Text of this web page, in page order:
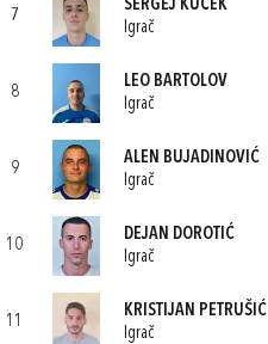
7
SERGEJ KUČEK
Igrač
8
LEO BARTOLOV
Igrač
9
ALEN BUJADINOVIĆ
Igrač
10
DEJAN DOROTIĆ
Igrač
11
KRISTIJAN PETRUŠIĆ
Igrač